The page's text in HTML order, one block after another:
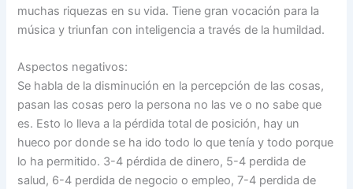
muchas riquezas en su vida. Tiene gran vocación para la
música y triunfan con inteligencia a través de la humildad.
Aspectos negativos:
Se habla de la disminución en la percepción de las cosas,
pasan las cosas pero la persona no las ve o no sabe que
es. Esto lo lleva a la pérdida total de posición, hay un
hueco por donde se ha ido todo lo que tenía y todo porque
lo ha permitido. 3-4 pérdida de dinero, 5-4 perdida de
salud, 6-4 perdida de negocio o empleo, 7-4 perdida de